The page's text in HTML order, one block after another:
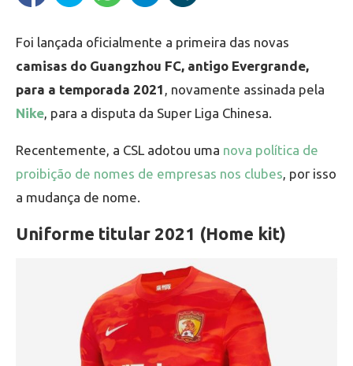
Foi lançada oficialmente a primeira das novas
camisas do Guangzhou FC, antigo Evergrande,
para a temporada 2021 , novamente assinada pela
Nike, para a disputa da Super Liga Chinesa.
Recentemente, a CSL adotou uma nova política de
proibição de nomes de empresas nos clubes, por isso
a mudança de nome.
Uniforme titular 2021 (Home kit)